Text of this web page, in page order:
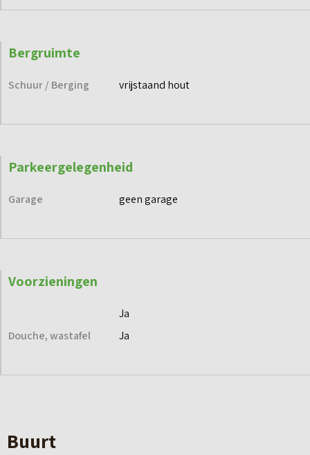
Bergruimte
Schuur / Berging vrijstaand hout
Parkeergelegenheid
Garage geen garage
Voorzieningen
Ja
Douche, wastafel
Ja
Buurt